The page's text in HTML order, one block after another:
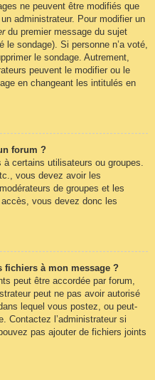
ne peuvent être modifiés que
administrateur. Pour modifier un
du premier message du sujet
le sondage). Si personne n’a voté,
le sondage. Autrement,
peuvent le modifier ou le
en changeant les intitulés en
forum ?
certains utilisateurs ou groupes.
vous devez avoir les
de groupes et les
vous devez donc les
fichiers à mon message ?
peut être accordée par forum,
peut ne pas avoir autorisé
lequel vous postez, ou peut-
Contactez l’administrateur si
pas ajouter de fichiers joints